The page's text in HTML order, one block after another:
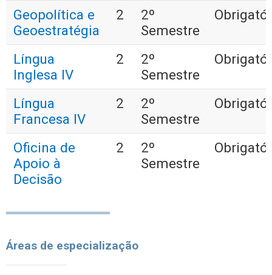
Geopolítica e
Geoestratégia
2
2º
Semestre
Língua
Inglesa IV
2
2º
Semestre
Língua
Francesa IV
2
2º
Semestre
Oficina de
Apoio à
Decisão
2
2º
Semestre
Áreas de especialização